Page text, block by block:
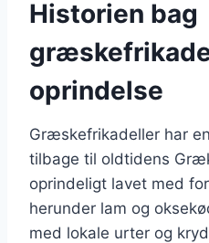
Historien bag
oprindelse
Græskefrikadeller har
tilbage til oldtidens
oprindeligt lavet med
herunder lam og
med lokale urter og